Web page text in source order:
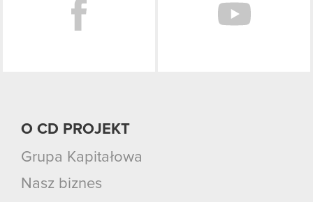
O CD PROJEKT
Grupa Kapitałowa
Nasz biznes